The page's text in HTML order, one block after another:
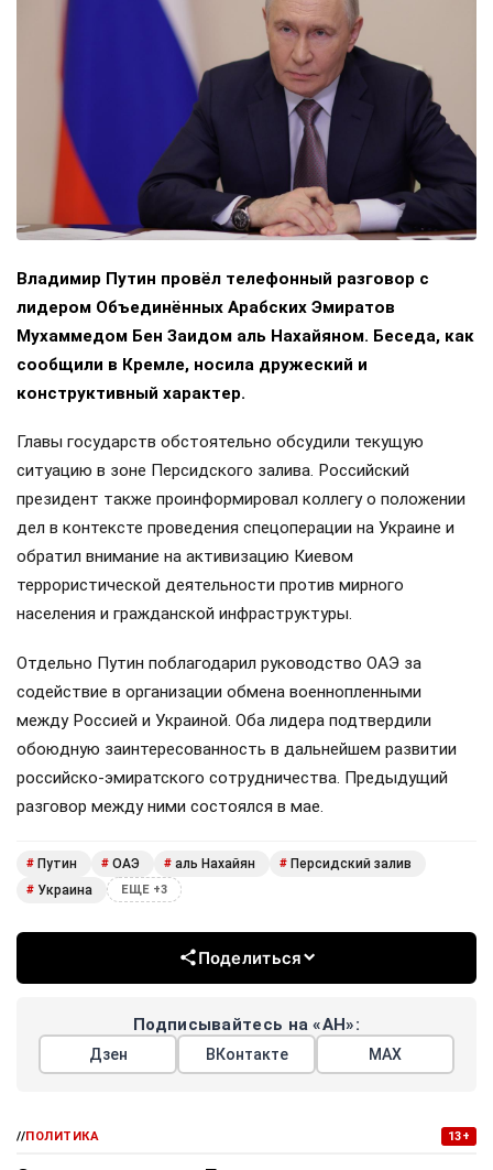
Владимир Путин провёл телефонный разговор с
лидером Объединённых Арабских Эмиратов
Мухаммедом Бен Заидом аль Нахайяном. Беседа, как
сообщили в Кремле, носила дружеский и
конструктивный характер.
Главы государств обстоятельно обсудили текущую
ситуацию в зоне Персидского залива. Российский
президент также проинформировал коллегу о положении
дел в контексте проведения спецоперации на Украине и
обратил внимание на активизацию Киевом
террористической деятельности против мирного
населения и гражданской инфраструктуры.
Отдельно Путин поблагодарил руководство ОАЭ за
содействие в организации обмена военнопленными
между Россией и Украиной. Оба лидера подтвердили
обоюдную заинтересованность в дальнейшем развитии
российско-эмиратского сотрудничества. Предыдущий
разговор между ними состоялся в мае.
# Путин # ОАЭ # аль Нахайян # Персидский залив
# Украина ЕЩЕ +3
Поделиться
Подписывайтесь на «АН»:
Дзен ВКонтакте МАХ
//ПОЛИТИКА 13+